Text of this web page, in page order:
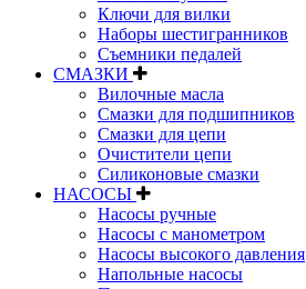
Ключи для вилки
Наборы шестигранников
Съемники педалей
СМАЗКИ
Вилочные масла
Смазки для подшипников
Смазки для цепи
Очистители цепи
Силиконовые смазки
НАСОСЫ
Насосы ручные
Насосы с манометром
Насосы высокого давления
Напольные насосы